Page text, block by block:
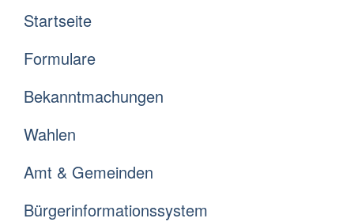
Startseite
Formulare
Bekanntmachungen
Wahlen
Amt & Gemeinden
Bürgerinformationssystem